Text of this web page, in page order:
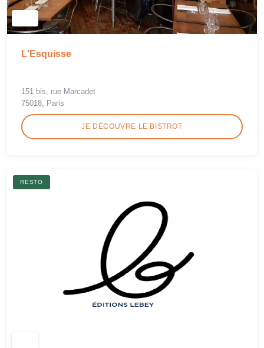
L'Esquisse
151 bis, rue Marcadet
75018, Paris
JE DÉCOUVRE LE BISTROT
RESTO